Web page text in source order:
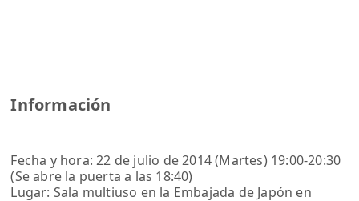
Información
Fecha y hora: 22 de julio de 2014 (Martes) 19:00-20:30
(Se abre la puerta a las 18:40)
Lugar: Sala multiuso en la Embajada de Japón en